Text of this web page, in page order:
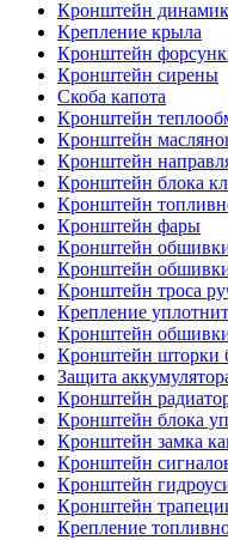
Кронштейн
Крепление крыла
Кронштейн
Кронштейн сирены
Скоба капота
Кронштейн
Кронштейн
Кронштейн
Кронштейн блока
Кронштейн
Кронштейн фары
Кронштейн
Кронштейн
Кронштейн троса
Крепление
Кронштейн
Кронштейн шторки
Защита
Кронштейн
Кронштейн блока
Кронштейн замка
Кронштейн
Кронштейн
Кронштейн
Крепление